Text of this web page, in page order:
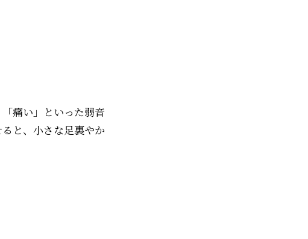
痛い」といった弱音
と、小さな足裏やか